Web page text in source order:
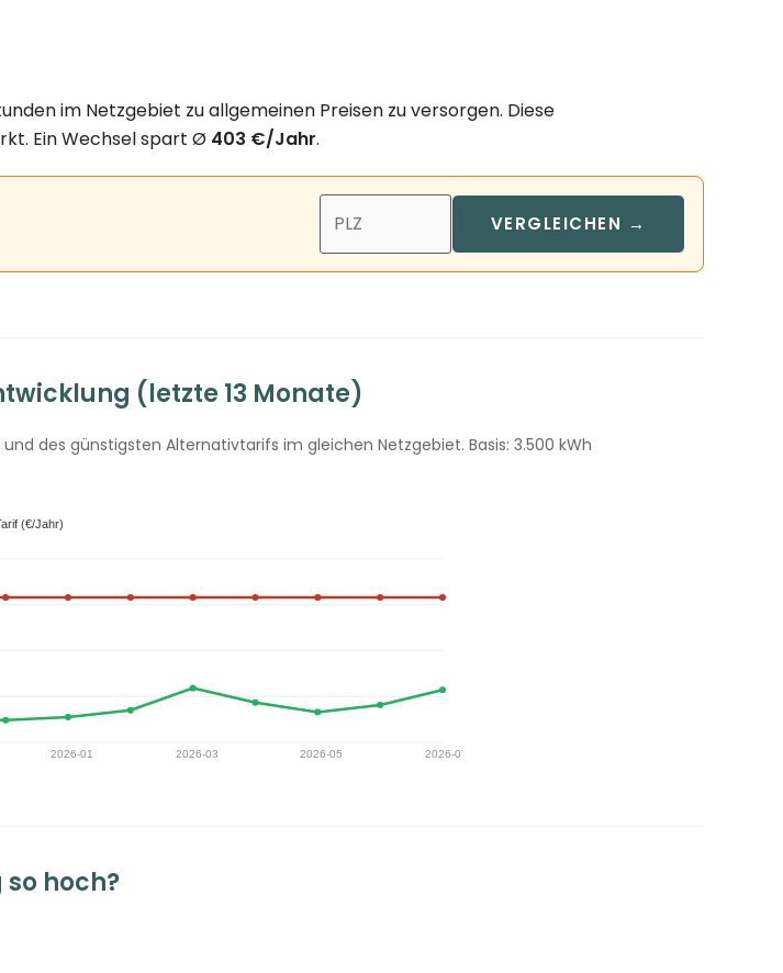
im Netzgebiet zu allgemeinen Preisen zu versorgen. Diese
Ein Wechsel spart Ø 403 €/Jahr.
VERGLEICHEN →
(letzte 13 Monate)
des günstigsten Alternativtarifs im gleichen Netzgebiet. Basis: 3.500 kWh
hoch?